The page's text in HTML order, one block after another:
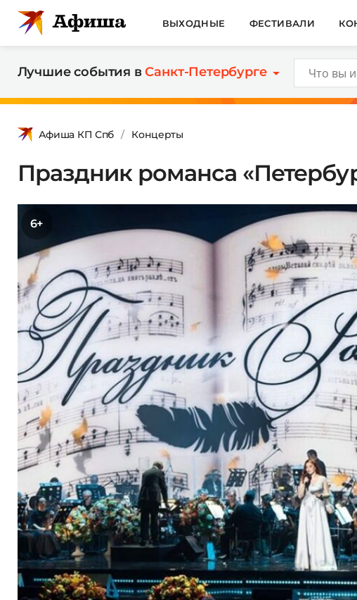
ВЫХОДНЫЕ ФЕСТИВАЛИ
Лучшие события вСанкт-Петербурге
Афиша КП Спб Концерты
Праздник романса
6+